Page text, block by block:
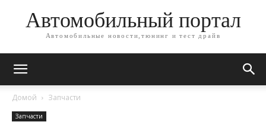
Автомобильный портал
Автомобильные новости,тюнинг и тест драйв
Домой Запчасти
Запчасти